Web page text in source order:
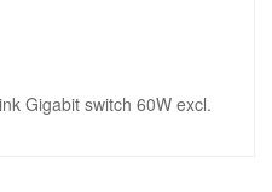
Gigabit switch 60W excl.